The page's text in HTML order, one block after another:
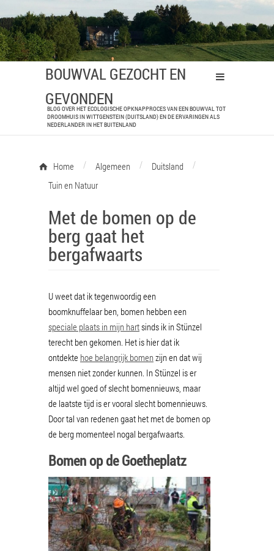
BOUWVAL GEZOCHT EN
GEVONDEN
BLOG OVER HET ECOLOGISCHE OPKNAPPROCES VAN EEN BOUWVAL TOT
DROOMHUIS IN WITTGENSTEIN (DUITSLAND) EN DE ERVARINGEN ALS
NEDERLANDER IN HET BUITENLAND
Home / Algemeen / Duitsland
/
Tuin en Natuur
Met de bomen op de
berg gaat het
bergafwaarts
U weet dat ik tegenwoordig een
boomknuffelaar ben, bomen hebben een
speciale plaats in mijn hartsinds ik in Stünzel
terecht ben gekomen. Het is hier dat ik
ontdekte hoe belangrijk bomen zijn en dat wij
mensen niet zonder kunnen. In Stünzel is er
altijd wel goed of slecht bomennieuws, maar
de laatste tijd is er vooral slecht bomennieuws.
Door tal van redenen gaat het met de bomen op
de berg momenteel nogal bergafwaarts.
Bomen op de Goetheplatz